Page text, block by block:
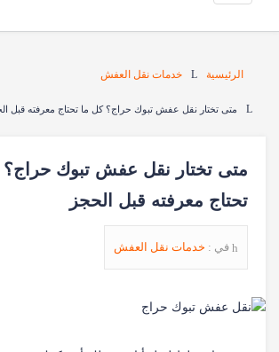
الرئيسية خدمات نقل العفش
متى تختار نقل عفش تبوك حراج؟ كل ما تحتاج معرفته قبل
متى تختار نقل عفش تبوك
تحتاج معرفته قبل الحجز
في : خدمات نقل العفش